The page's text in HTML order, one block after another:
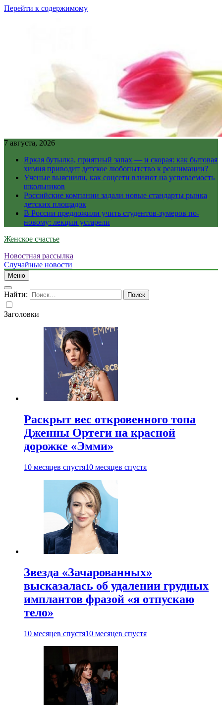
Перейти к содержимому
7 августа, 2026
Яркая бутылка, приятный запах — и скорая: как бытовая
химия приводит детское любопытство к реанимации?
Ученые выяснили, как соцсети влияют на успеваемость
школьников
Российские компании задали новые стандарты рынка
детских площадок
В России предложили учить студентов-зумеров по-
новому: лекции устарели
Женское счастье
Новостная рассылка
Случайные новости
Меню
Найти:
Заголовки
Раскрыт вес откровенного топа
Дженны Ортеги на красной
дорожке «Эмми»
10 месяцев спустя10 месяцев спустя
Звезда «Зачарованных»
высказалась об удалении грудных
имплантов фразой «я отпускаю
тело»
10 месяцев спустя10 месяцев спустя